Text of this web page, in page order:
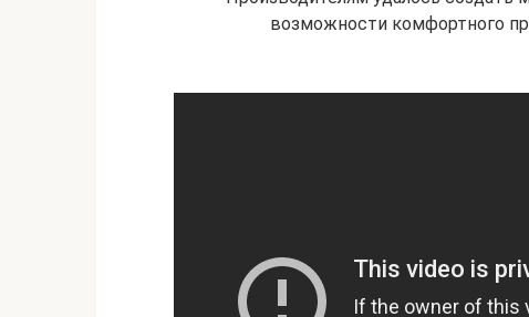
возможности комфортного